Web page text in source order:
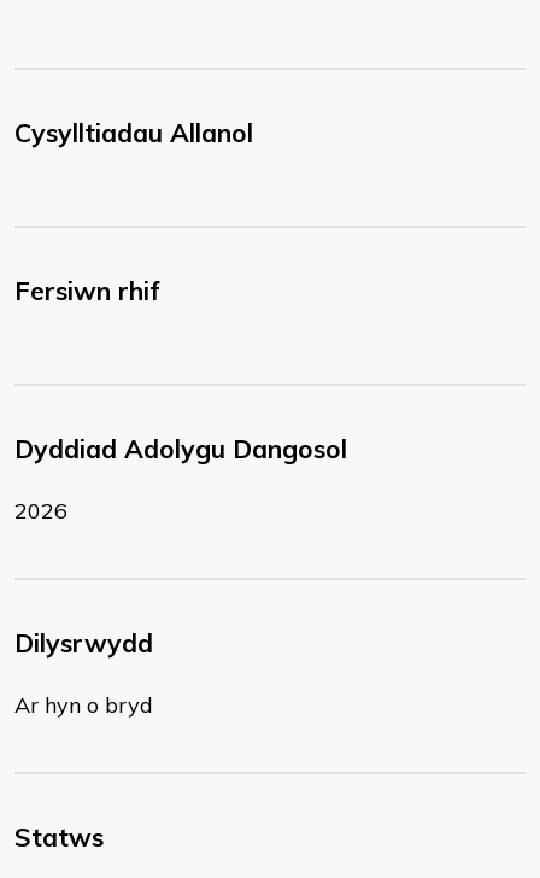
Cysylltiadau Allanol
Fersiwn rhif
Dyddiad Adolygu Dangosol
2026
Dilysrwydd
Ar hyn o bryd
Statws